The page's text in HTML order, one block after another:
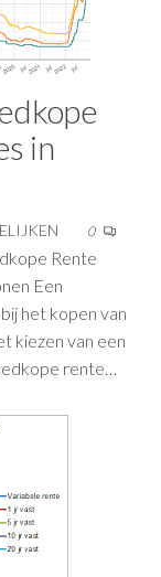
in
0
Rente
Een
het kopen van
kiezen van een
rente…